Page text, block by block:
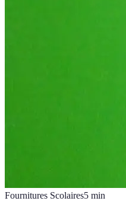
Fournitures Scolaires5 min